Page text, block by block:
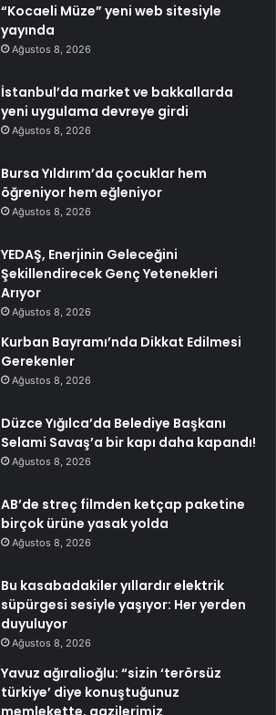
“Kocaeli Müze” yeni web sitesiyle
yayında
Ağustos 8, 2026
İstanbul’da market ve bakkallarda
yeni uygulama devreye girdi
Ağustos 8, 2026
Bursa Yıldırım’da çocuklar hem
öğreniyor hem eğleniyor
Ağustos 8, 2026
YEDAŞ, Enerjinin Geleceğini
Şekillendirecek Genç Yetenekleri
Arıyor
Ağustos 8, 2026
Kurban Bayramı’nda Dikkat Edilmesi
Gerekenler
Ağustos 8, 2026
Düzce Yığılca’da Belediye Başkanı
Selami Savaş’a bir kapı daha kapandı!
Ağustos 8, 2026
AB’de streç filmden ketçap paketine
birçok ürüne yasak yolda
Ağustos 8, 2026
Bu kasabadakiler yıllardır elektrik
süpürgesi sesiyle yaşıyor: Her yerden
duyuluyor
Ağustos 8, 2026
Yavuz ağıralioğlu: “sizin ‘terörsüz
türkiye’ diye konuştuğunuz
memlekette, gazilerimiz